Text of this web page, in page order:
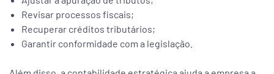
Revisar processos fiscais;
Recuperar créditos tributários;
Garantir conformidade com a legislação.